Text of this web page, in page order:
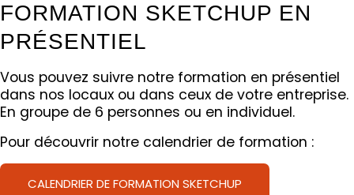
FORMATION SKETCHUP EN
PRÉSENTIEL
Vous pouvez suivre notre formation en présentiel
dans nos locaux ou dans ceux de votre entreprise.
En groupe de 6 personnes ou en individuel.
Pour découvrir notre calendrier de formation :
CALENDRIER DE FORMATION SKETCHUP